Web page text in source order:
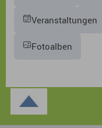
Veranstaltungen
Fotoalben